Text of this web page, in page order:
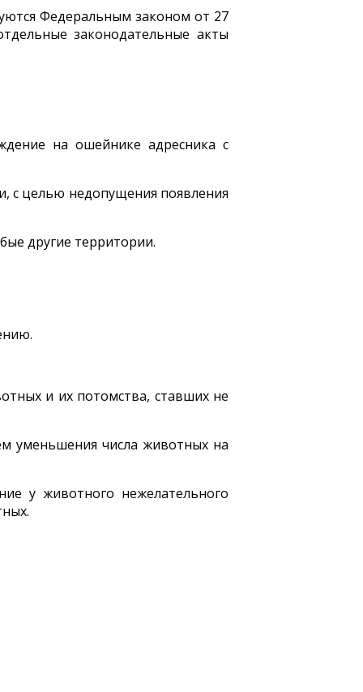
Федеральным законом от 27
законодательные акты
на ошейнике адресника с
с целью недопущения появления
другие территории.
и их потомства, ставших не
уменьшения числа животных на
у животного нежелательного